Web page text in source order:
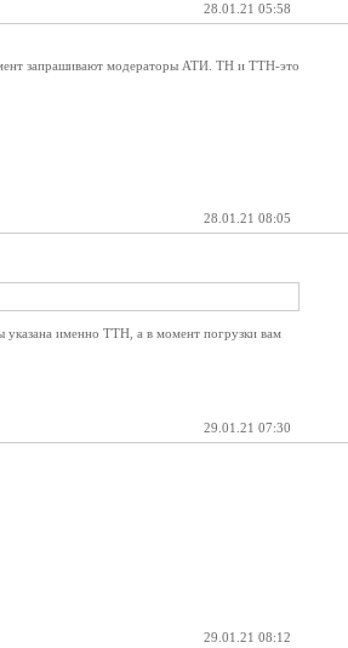
28.01.21 05:58
запрашивают модераторы АТИ. ТН и ТТН-это
28.01.21 08:05
указана именно ТТН, а в момент погрузки вам
29.01.21 07:30
29.01.21 08:12